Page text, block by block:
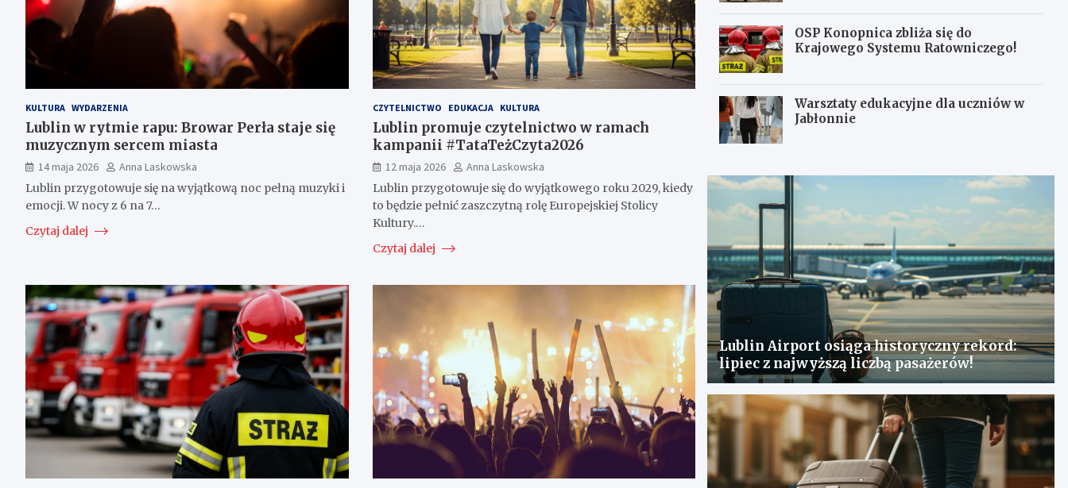
KULTURA WYDARZENIA
Lublin w rytmie rapu: Browar Perła staje się
muzycznym sercem miasta
14 maja 2026
Anna Laskowska
Lublin przygotowuje się na wyjątkową noc pełną muzyki i
emocji. W nocy z 6 na 7…
Czytaj dalej
CZYTELNICTWO EDUKACJA KULTURA
Lublin promuje czytelnictwo w ramach
kampanii #TataTeżCzyta2026
12 maja 2026
Anna Laskowska
Lublin przygotowuje się do wyjątkowego roku 2029, kiedy
to będzie pełnić zaszczytną rolę Europejskiej Stolicy
Kultury.…
Czytaj dalej
OSP Konopnica zbliża się do
Krajowego Systemu Ratowniczego!
Warsztaty edukacyjne dla uczniów w
Jabłonnie
Lublin Airport osiąga historyczny rekord:
lipiec z najwyższą liczbą pasażerów!